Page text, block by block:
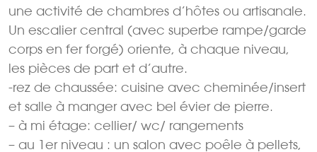
une activité de chambres d’hôtes ou artisanale.
Un escalier central (avec superbe rampe/garde
corps en fer forgé) oriente, à chaque niveau,
les pièces de part et d’autre.
-rez de chaussée: cuisine avec cheminée/insert
et salle à manger avec bel évier de pierre.
– à mi étage: cellier/ wc/ rangements
– au 1er niveau : un salon avec poêle à pellets,